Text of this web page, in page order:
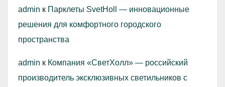
admin к Парклеты SvetHoll — инновационные
решения для комфортного городского
пространства
admin к Компания «СветХолл» — российский
производитель эксклюзивных светильников с